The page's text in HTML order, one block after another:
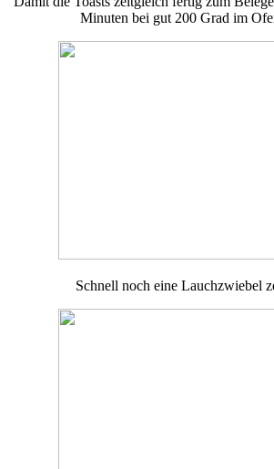
Minuten bei gut 200 Grad im
Schnell noch eine Lauchzwiebel